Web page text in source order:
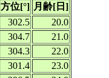
方位[°] 月齢[日]
302.5
20.0
304.7
21.0
304.3
22.0
301.4
23.0